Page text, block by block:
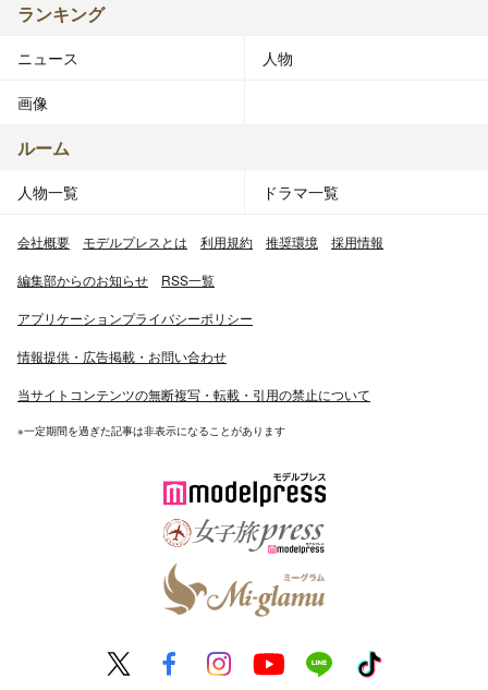
ランキング
ニュース 人物
画像
ルーム
人物一覧 ドラマ一覧
会社概要 モデルプレスとは 利用規約 推奨環境 採用情報
編集部からのお知らせ RSS一覧
アプリケーションプライバシーポリシー
情報提供・広告掲載・お問い合わせ
当サイトコンテンツの無断複写・転載・引用の禁止について
※一定期間を過ぎた記事は非表示になることがあります